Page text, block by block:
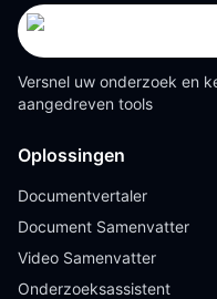
Versnel uw onderzoek en
aangedreven tools
Oplossingen
Documentvertaler
Document Samenvatter
Video Samenvatter
Onderzoeksassistent